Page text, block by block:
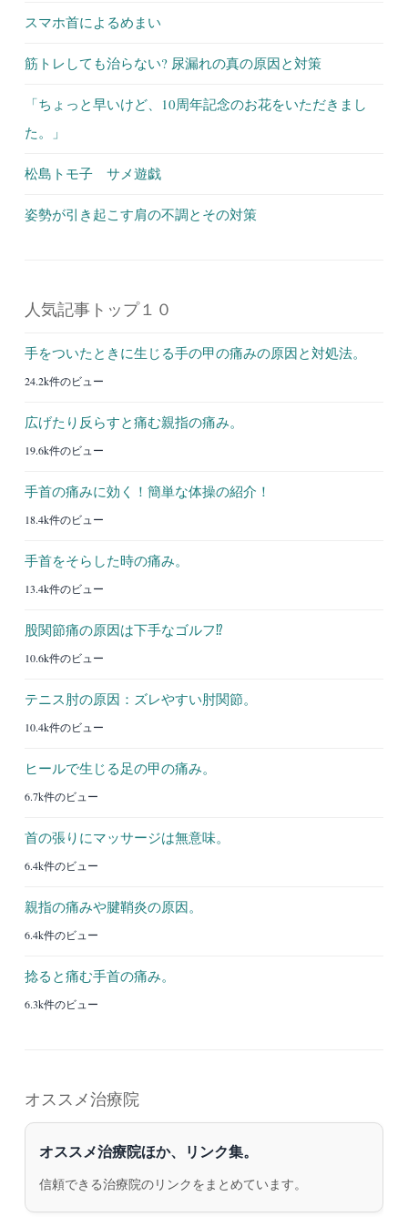
スマホ首によるめまい
筋トレしても治らない? 尿漏れの真の原因と対策
「ちょっと早いけど、10周年記念のお花をいただきまし
た。」
松島トモ子 サメ遊戯
姿勢が引き起こす肩の不調とその対策
人気記事トップ１０
手をついたときに生じる手の甲の痛みの原因と対処法。
24.2k件のビュー
広げたり反らすと痛む親指の痛み。
19.6k件のビュー
手首の痛みに効く！簡単な体操の紹介！
18.4k件のビュー
手首をそらした時の痛み。
13.4k件のビュー
股関節痛の原因は下手なゴルフ⁉︎
10.6k件のビュー
テニス肘の原因：ズレやすい肘関節。
10.4k件のビュー
ヒールで生じる足の甲の痛み。
6.7k件のビュー
首の張りにマッサージは無意味。
6.4k件のビュー
親指の痛みや腱鞘炎の原因。
6.4k件のビュー
捻ると痛む手首の痛み。
6.3k件のビュー
オススメ治療院
オススメ治療院ほか、リンク集。
信頼できる治療院のリンクをまとめています。